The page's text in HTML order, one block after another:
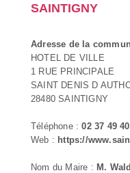
SAINTIGNY
Adresse de la
HOTEL DE VILLE
1 RUE PRINCIPALE
SAINT DENIS D
28480 SAINTIGNY
Téléphone :02 37 49
Web : https://
Nom du Maire : M.